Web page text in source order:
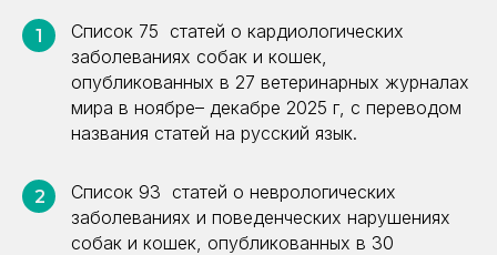
1
Список 75 статей о кардиологических
заболеваниях собак и кошек,
опубликованных в 27 ветеринарных журналах
мира в ноябре– декабре 2025 г, с переводом
названия статей на русский язык.
2
Список 93 статей о неврологических
заболеваниях и поведенческих нарушениях
собак и кошек, опубликованных в 30